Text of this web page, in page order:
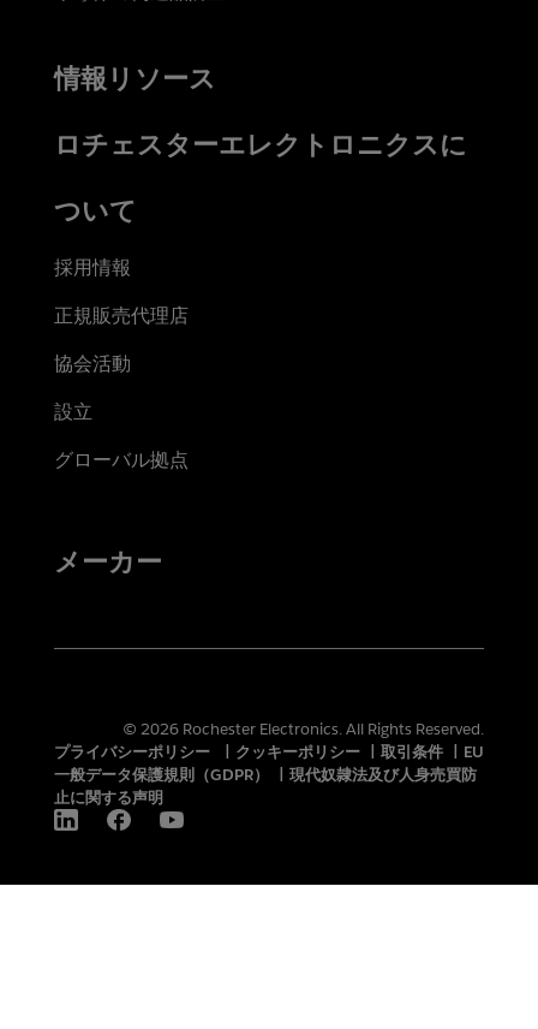
情報リソース
ロチェスターエレクトロニクスに
ついて
採用情報
正規販売代理店
協会活動
設立
グローバル拠点
メーカー
© 2026 Rochester Electronics. All Rights Reserved.
プライバシーポリシー
クッキーポリシー 取引条件
EU
一般データ保護規則（GDPR）
現代奴隷法及び人身売買防
止に関する声明